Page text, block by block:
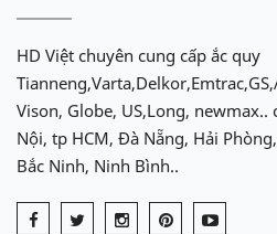
HD Việt chuyên cung cấp ắc quy
Vison, Globe, US,Long,
Nội, tp HCM, Đà Nẵng, Hải
Bắc Ninh, Ninh Bình..